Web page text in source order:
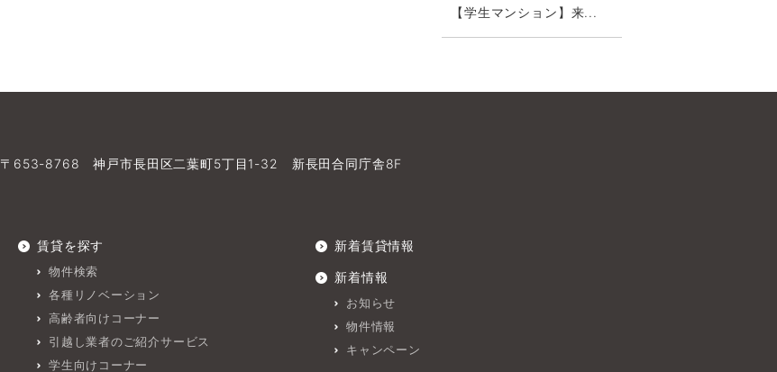
【学生マンション】来...
〒653-8768 神戸市長田区二葉町5丁目1-32 新長田合同庁舎8F
賃貸を探す
物件検索
各種リノベーション
高齢者向けコーナー
引越し業者のご紹介サービス
学生向けコーナー
新着賃貸情報
新着情報
お知らせ
物件情報
キャンペーン